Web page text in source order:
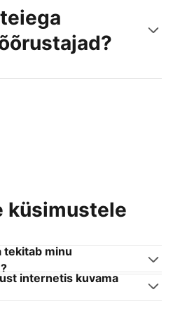
võõrustajatega
küsimustele
tekitab minu
internetis kuvama